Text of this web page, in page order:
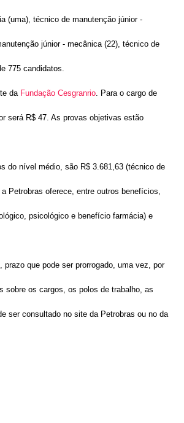
(uma), técnico de manutenção júnior -
júnior - mecânica (22), técnico de
775 candidatos.
da Fundação Cesgranrio . Para o cargo de
será R$ 47. As provas objetivas estão
do nível médio, são R$ 3.681,63 (técnico de
Petrobras oferece, entre outros benefícios,
psicológico e benefício farmácia) e
que pode ser prorrogado, uma vez, por
sobre os cargos, os polos de trabalho, as
ser consultado no site da Petrobras ou no da